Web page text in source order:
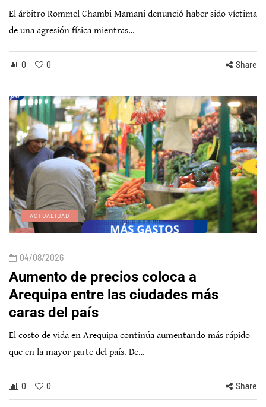
El árbitro Rommel Chambi Mamani denunció haber sido víctima
de una agresión física mientras…
0 0 Share
ACTUALIDAD
04/08/2026
Aumento de precios coloca a
Arequipa entre las ciudades más
caras del país
El costo de vida en Arequipa continúa aumentando más rápido
que en la mayor parte del país. De…
0 0 Share